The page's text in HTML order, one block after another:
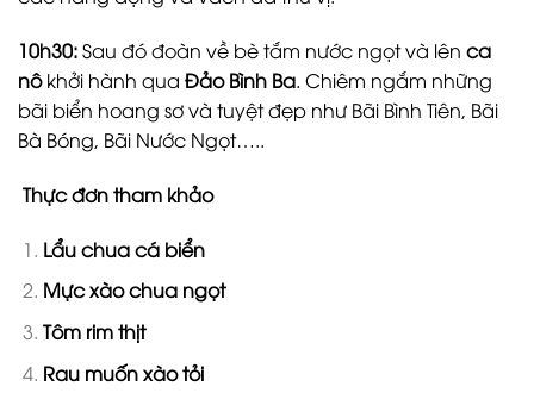
10h30:Sau đó đoàn về bè tắm nước ngọt và lên ca
nôkhởi hành qua Đảo Bình Ba. Chiêm ngắm những
bãi biển hoang sơ và tuyệt đẹp như Bãi Bình Tiên, Bãi
Bà Bóng, Bãi Nước Ngọt…..
Thực đơn tham khảo
Lẩu chua cá biển
Mực xào chua ngọt
Tôm rim thịt
Rau muốn xào tỏi